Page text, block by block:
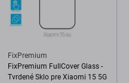
FixPremium
FixPremium FullCover Glass -
Tvrdené Sklo pre Xiaomi 15 5G